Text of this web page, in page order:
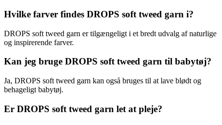
Hvilke farver findes DROPS soft tweed garn i?
DROPS soft tweed garn er tilgængeligt i et bredt udvalg af naturlige
og inspirerende farver.
Kan jeg bruge DROPS soft tweed garn til babytøj?
Ja, DROPS soft tweed garn kan også bruges til at lave blødt og
behageligt babytøj.
Er DROPS soft tweed garn let at pleje?